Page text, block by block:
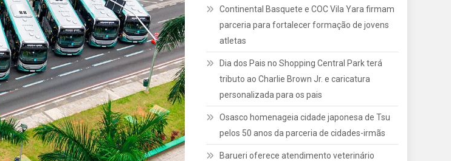
Continental Basquete e COC Vila Yara firmam
parceria para fortalecer formação de jovens
atletas
Dia dos Pais no Shopping Central Park terá
tributo ao Charlie Brown Jr. e caricatura
personalizada para os pais
Osasco homenageia cidade japonesa de Tsu
pelos 50 anos da parceria de cidades-irmãs
Barueri oferece atendimento veterinário